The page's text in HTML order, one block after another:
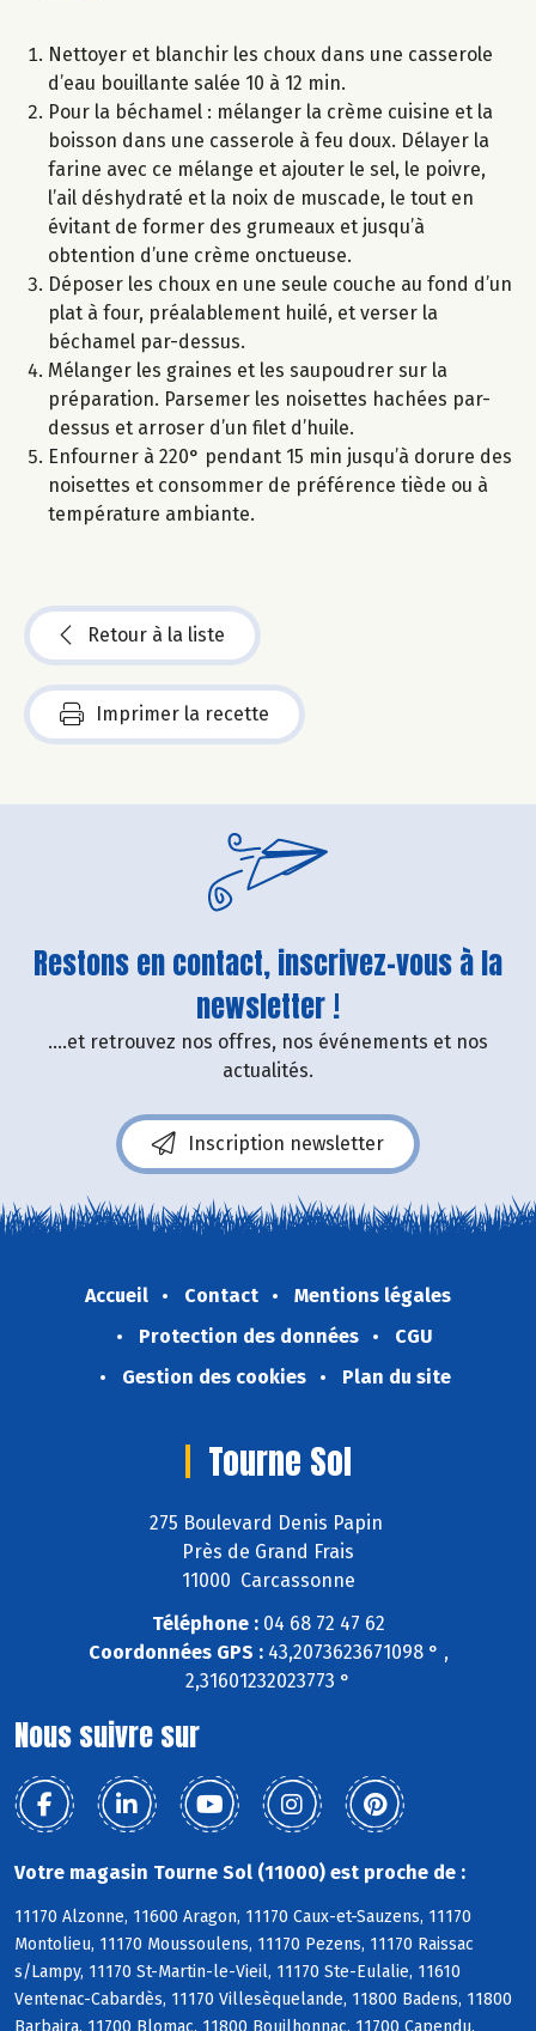
Nettoyer et blanchir les choux dans une casserole
d’eau bouillante salée 10 à 12 min.
Pour la béchamel : mélanger la crème cuisine et la
boisson dans une casserole à feu doux. Délayer la
farine avec ce mélange et ajouter le sel, le poivre,
l’ail déshydraté et la noix de muscade, le tout en
évitant de former des grumeaux et jusqu’à
obtention d’une crème onctueuse.
Déposer les choux en une seule couche au fond d’un
plat à four, préalablement huilé, et verser la
béchamel par-dessus.
Mélanger les graines et les saupoudrer sur la
préparation. Parsemer les noisettes hachées par-
dessus et arroser d’un filet d’huile.
Enfourner à 220° pendant 15 min jusqu’à dorure des
noisettes et consommer de préférence tiède ou à
température ambiante.
Retour à la liste
Imprimer la recette
Restons en contact, inscrivez-vous à la
newsletter !
....et retrouvez nos offres, nos événements et nos
actualités.
Inscription newsletter
Accueil Contact
Mentions légales
Protection des données
CGU
Gestion des cookies
Plan du site
Tourne Sol
275 Boulevard Denis Papin
Près de Grand Frais
11000 Carcassonne
Téléphone :04 68 72 47 62
Coordonnées GPS :43,2073623671098 ° ,
2,31601232023773 °
Nous suivre sur
Votre magasin Tourne Sol (11000) est proche de :
11170 Alzonne, 11600 Aragon, 11170 Caux-et-Sauzens, 11170
Montolieu, 11170 Moussoulens, 11170 Pezens, 11170 Raissac
s/Lampy, 11170 St-Martin-le-Vieil, 11170 Ste-Eulalie, 11610
Ventenac-Cabardès, 11170 Villesèquelande, 11800 Badens, 11800